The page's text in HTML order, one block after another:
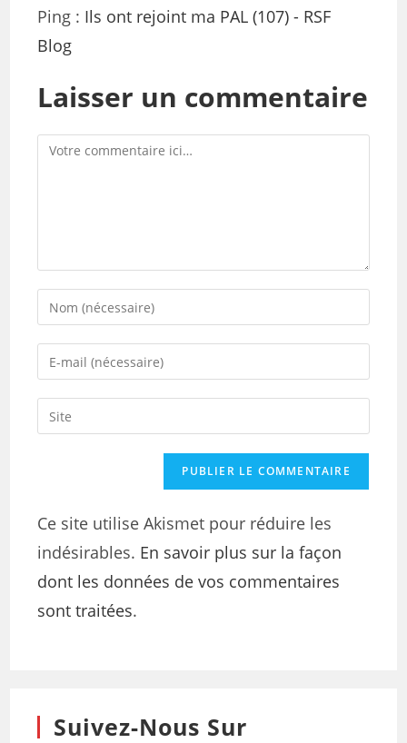
Ping : Ils ont rejoint ma PAL (107) - RSF
Blog
Laisser un commentaire
Ce site utilise Akismet pour réduire les
indésirables. En savoir plus sur la façon
dont les données de vos commentaires
sont traitées.
Suivez-Nous Sur